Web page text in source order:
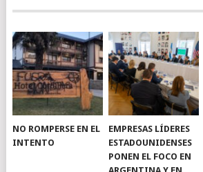
NO ROMPERSE EN EL
INTENTO
EMPRESAS LÍDERES
ESTADOUNIDENSES
PONEN EL FOCO EN